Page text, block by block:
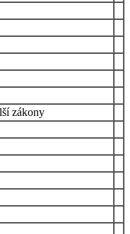
zákony